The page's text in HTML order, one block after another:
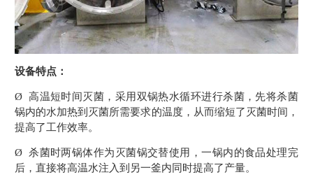
设备特点：
Ø 高温短时间灭菌，采用双锅热水循环进行杀菌，先将杀菌
锅内的水加热到灭菌所需要求的温度，从而缩短了灭菌时间，
提高了工作效率。
Ø 杀菌时两锅体作为灭菌锅交替使用，一锅内的食品处理完
后，直接将高温水注入到另一釜内同时提高了产量。